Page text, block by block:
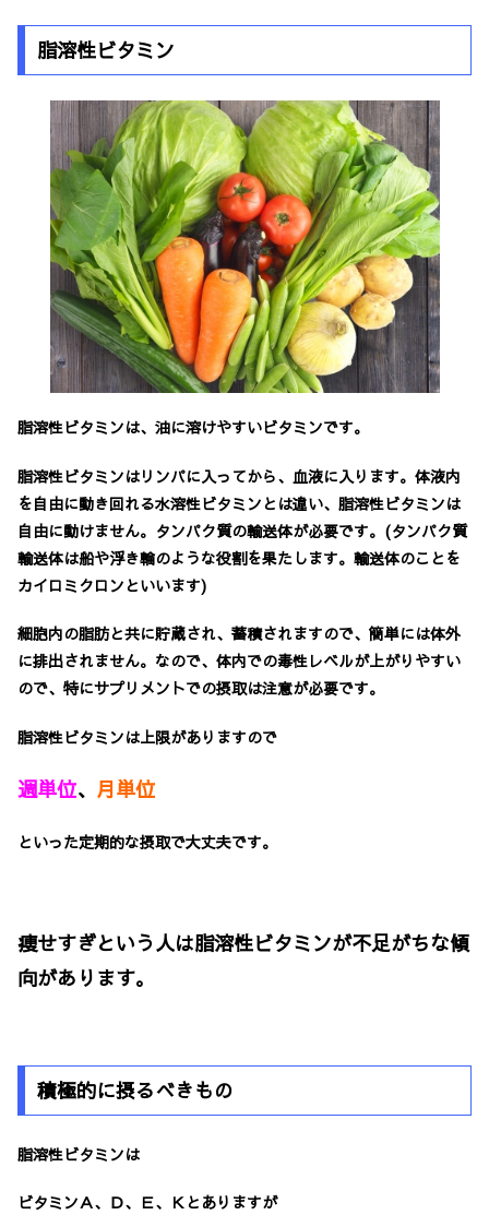
脂溶性ビタミン
脂溶性ビタミンは、 油に溶けやすいビタミンです。
脂溶性ビタミンはリンパに入ってから、血液に入ります。体液内
を自由に動き回れる水溶性ビタミンとは違い、脂溶性ビタミンは
自由に動けません。 タンパク質の輸送体が必要です。 (タンパク質
輸送体は船や浮き輪のような役割を果たします。輸送体のことを
カイロミクロンといいます)
細胞内の脂肪と共に貯蔵され、蓄積されますので、簡単には体外
に排出されません。なので、 体内での毒性レベルが上がりやすい
ので、特にサプリメントでの摂取は注意が必要です。
脂溶性ビタミンは上限がありますので
週単位、 月単位
といった定期的な摂取で大丈夫です。
痩せすぎという人は脂溶性ビタミンが不足がちな傾
向があります。
積極的に摂るべきもの
脂溶性ビタミンは
ビタミンＡ、Ｄ、Ｅ、Ｋとありますが